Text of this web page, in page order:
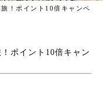
！ポイント10倍キャンペ
ポイント10倍キャン